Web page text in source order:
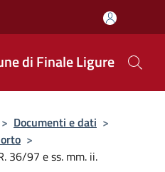
di Finale Ligure
> Documenti e dati >
>
36/97 e ss. mm. ii.